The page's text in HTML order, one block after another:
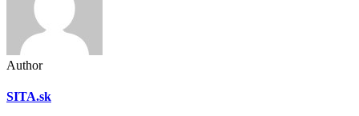
Author
SITA.sk